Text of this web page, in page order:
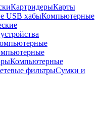
КартридерыКарты
USB хабыКомпьютерные
Компьютерные
фильтрыСумки и